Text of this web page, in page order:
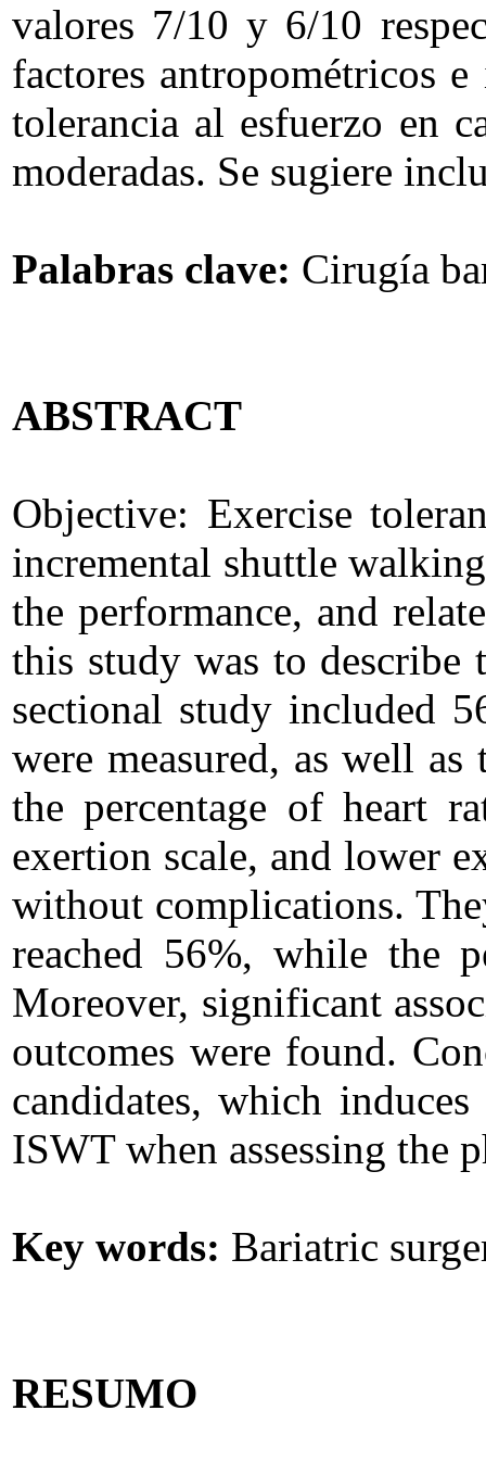
valores 7/10 y 6/10
factores antropométricos
tolerancia al esfuerzo en
moderadas. Se sugiere
Palabras clave: Cirugía
ABSTRACT
Objective: Exercise
incremental shuttle
the performance, and
this study was to describe
sectional study included
were measured, as well
the percentage of heart
exertion scale, and lower
without complications.
reached 56%, while the
Moreover, significant
outcomes were found.
candidates, which
ISWT when assessing the
Key words: Bariatric
RESUMO